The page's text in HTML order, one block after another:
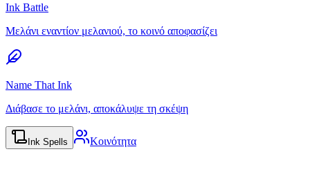
Ink Battle
Μελάνι εναντίον μελανιού, το κοινό αποφασίζει
Name That Ink
Διάβασε το μελάνι, αποκάλυψε τη σκέψη
Ink Spells Κοινότητα